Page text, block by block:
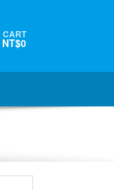
CART
NT$0